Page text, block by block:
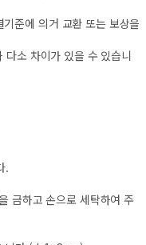
준에 의거 교환 또는 보상을
다소 차이가 있을 수 있습니
.
금하고 손으로 세탁하여 주